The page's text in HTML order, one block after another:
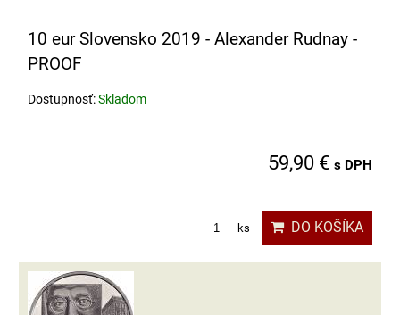
10 eur Slovensko 2019 - Alexander Rudnay -
PROOF
Dostupnosť:Skladom
59,90 € s DPH
ks DO KOŠÍKA